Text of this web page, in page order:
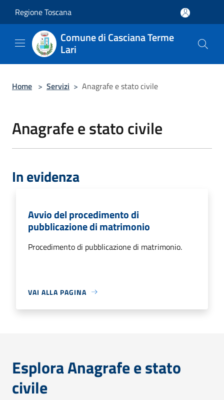
Regione Toscana
Comune di Casciana Terme
Lari
Home > Servizi > Anagrafe e stato civile
Anagrafe e stato civile
In evidenza
Avvio del procedimento di
pubblicazione di matrimonio
Procedimento di pubblicazione di matrimonio.
VAI ALLA PAGINA
Esplora Anagrafe e stato
civile